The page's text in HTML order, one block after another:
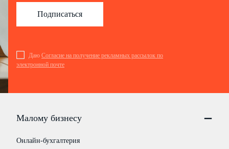
Даю Согласие на получение рекламных рассылок по
электронной почте
Подписаться
Малому бизнесу
Онлайн-бухгалтерия